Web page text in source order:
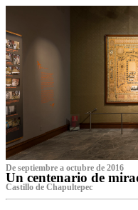
De septiembre a octubre de 2016
Un centenario de
Castillo de Chapultepec